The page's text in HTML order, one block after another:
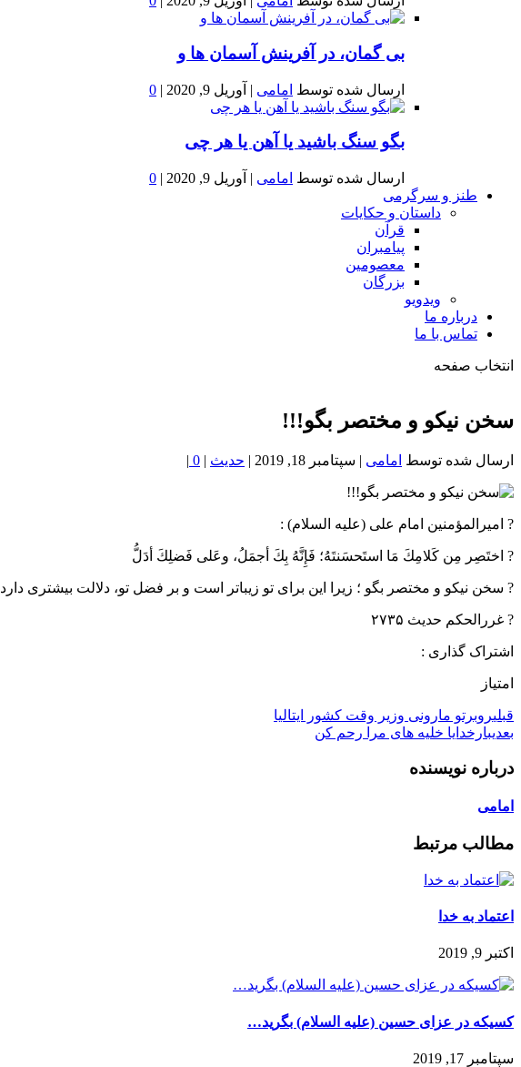
بى گمان، در آفرينش آسمان ها و
ارسال شده توسط امامی | آوریل 9, 2020 |
0
بگو سنگ باشید یا آهن یا هر چی
ارسال شده توسط امامی | آوریل 9, 2020 |
0
طنز و سرگرمی
داستان و حکایات
قرآن
پیامبران
معصومین
بزرگان
ویدویو
درباره ما
تماس با ما
انتخاب صفحه
خون
شمال
سخن نيكو و مختصر بگو!!!
ارسال شده توسط امامی | سپتامبر 18, 2019 | حدیث |
0
|
? امیرالمؤمنین امام على (عليه السلام) :
? اختَصِر مِن كَلامِكَ مَا استَحسَنتَهُ؛ فَإِنَّهُ بِكَ أجمَلُ، وعَلى فَضلِكَ أدَلُّ
? سخن نيكو و مختصر بگو ؛ زيرا اين براى تو زيباتر است و بر فضل تو، دلالت بيشترى دارد
? غررالحكم حدیث ۲۷۳۵
اشتراک گذاری :
امتیاز
قبلیروبرتو مارونی وزیر وقت کشور ایتالیا
بعدیبارخدایا خلیه های مرا رحم کن
درباره نویسنده
امامی
مطالب مرتبط
اعتماد به خدا
اکتبر 9, 2019
کسیکه در عزای حسین (علیه السلام) بگرید…
سپتامبر 17, 2019